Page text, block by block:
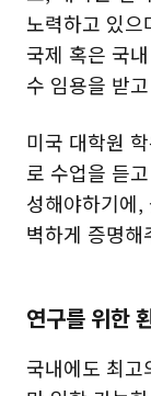
노력하고 있으
국제 혹은 국
수 임용을 받
미국 대학원
로 수업을 듣
성해야하기에,
벽하게 증명해
연구를 위한
국내에도 최고